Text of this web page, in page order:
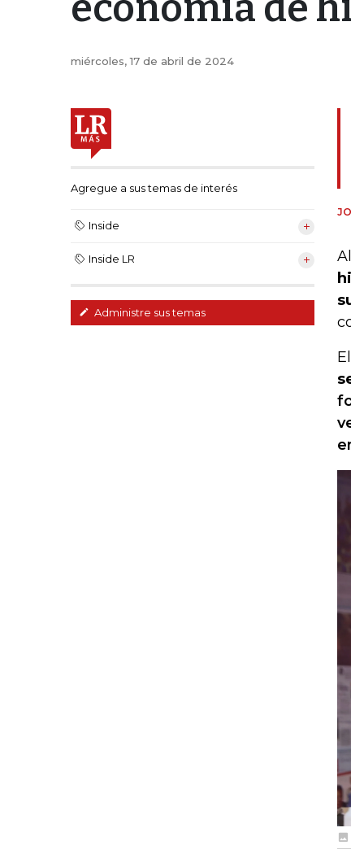
miércoles, 17 de abril de 2024
Agregue a sus temas de interés
Inside
Inside LR
Administre sus temas